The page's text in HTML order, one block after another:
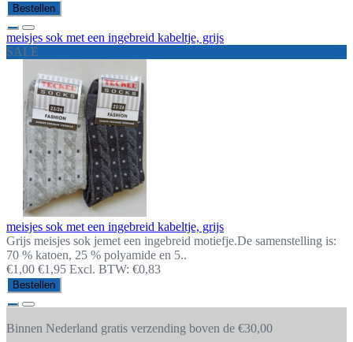
Bestellen
meisjes sok met een ingebreid kabeltje, grijs
SALE
meisjes sok met een ingebreid kabeltje, grijs
Grijs meisjes sok jemet een ingebreid motiefje.De samenstelling is:
70 % katoen, 25 % polyamide en 5..
€1,00 €1,95 Excl. BTW: €0,83
Bestellen
Binnen Nederland gratis verzending boven de €30,00